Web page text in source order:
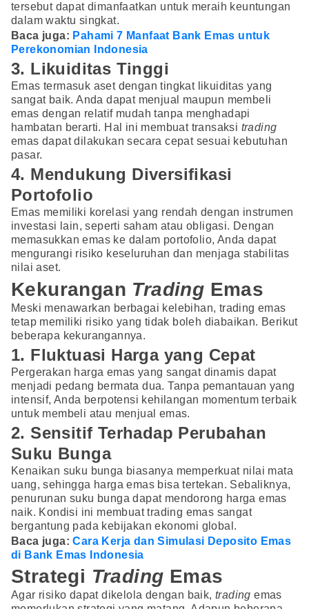
tersebut dapat dimanfaatkan untuk meraih keuntungan
dalam waktu singkat.
Baca juga: Pahami 7 Manfaat Bank Emas untuk
Perekonomian Indonesia
3. Likuiditas Tinggi
Emas termasuk aset dengan tingkat likuiditas yang
sangat baik. Anda dapat menjual maupun membeli
emas dengan relatif mudah tanpa menghadapi
hambatan berarti. Hal ini membuat transaksi trading
emas dapat dilakukan secara cepat sesuai kebutuhan
pasar.
4. Mendukung Diversifikasi
Portofolio
Emas memiliki korelasi yang rendah dengan instrumen
investasi lain, seperti saham atau obligasi. Dengan
memasukkan emas ke dalam portofolio, Anda dapat
mengurangi risiko keseluruhan dan menjaga stabilitas
nilai aset.
Kekurangan Trading Emas
Meski menawarkan berbagai kelebihan, trading emas
tetap memiliki risiko yang tidak boleh diabaikan. Berikut
beberapa kekurangannya.
1. Fluktuasi Harga yang Cepat
Pergerakan harga emas yang sangat dinamis dapat
menjadi pedang bermata dua. Tanpa pemantauan yang
intensif, Anda berpotensi kehilangan momentum terbaik
untuk membeli atau menjual emas.
2. Sensitif Terhadap Perubahan
Suku Bunga
Kenaikan suku bunga biasanya memperkuat nilai mata
uang, sehingga harga emas bisa tertekan. Sebaliknya,
penurunan suku bunga dapat mendorong harga emas
naik. Kondisi ini membuat trading emas sangat
bergantung pada kebijakan ekonomi global.
Baca juga:Cara Kerja dan Simulasi Deposito Emas
di Bank Emas Indonesia
Strategi Trading Emas
Agar risiko dapat dikelola dengan baik, trading emas